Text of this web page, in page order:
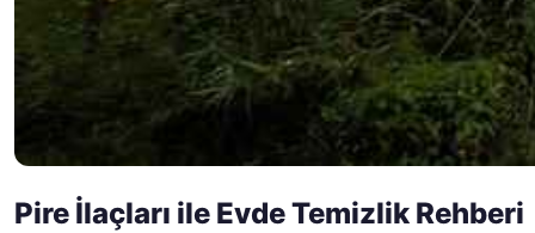
Pire İlaçları ile Evde Temizlik Rehberi